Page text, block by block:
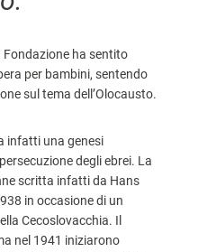
Fondazione ha sentito
per bambini, sentendo
sul tema dell’Olocausto.
infatti una genesi
degli ebrei. La
scritta infatti da Hans
in occasione di un
Cecoslovacchia. Il
nel 1941 iniziarono